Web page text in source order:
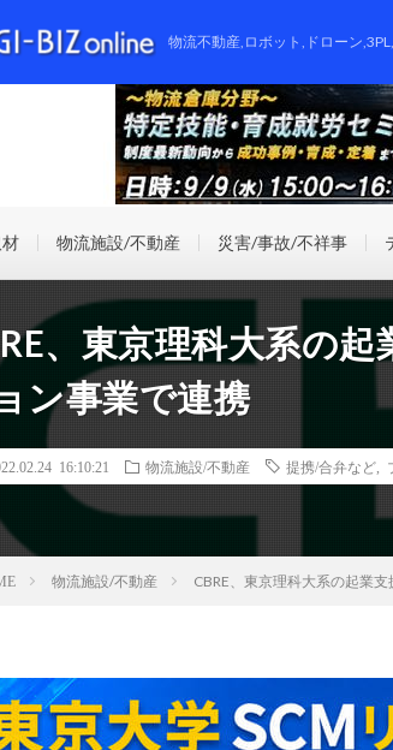
物流不動産,ロボット,ドローン
物流施設/不動産 災害/事故/不祥事
、東京理科大系の
ン事業で連携
16:10:21 物流施設/不動産 提携/合弁など
物流施設/不動産 CBRE、東京理科大系の起業